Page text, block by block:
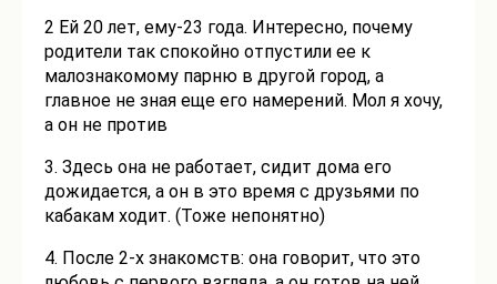
2 Ей 20 лет, ему-23 года. Интересно, почему
родители так спокойно отпустили ее к
малознакомому парню в другой город, а
главное не зная еще его намерений. Мол я хочу,
а он не против
3. Здесь она не работает, сидит дома его
дожидается, а он в это время с друзьями по
кабакам ходит. (Тоже непонятно)
4. После 2-х знакомств: она говорит, что это